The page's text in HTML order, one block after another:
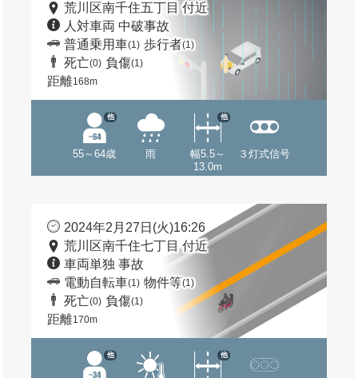
荒川区南千住五丁目 付近
人対車両 中破事故
普通乗用車(1) 歩行者(1)
死亡(0) 負傷(1)
距離168m
55～64歳
他
雨
幅5.5～
13.0m
他
３灯式信号
2024年2月27日(火)16:26
荒川区南千住七丁目 付近
車両単独 事故
電動自転車(1) 物件等(1)
死亡(0) 負傷(1)
距離170m
他 他